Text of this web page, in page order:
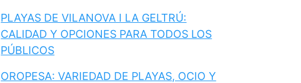
PLAYAS DE VILANOVA I LA GELTRÚ:
CALIDAD Y OPCIONES PARA TODOS LOS
PÚBLICOS
OROPESA: VARIEDAD DE PLAYAS, OCIO Y